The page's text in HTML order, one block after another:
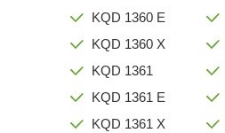
KQD 1360 E
KQD 1360 X
KQD 1361
KQD 1361 E
KQD 1361 X